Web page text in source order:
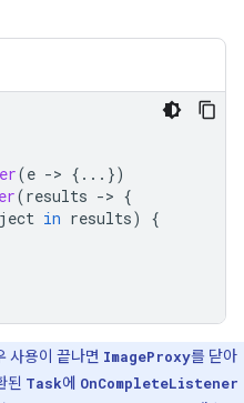
(e -> {...})
(results -> {
in results)
{
사용이 끝나면 ImageProxy를 닫아
된 Task에 OnCompleteListener